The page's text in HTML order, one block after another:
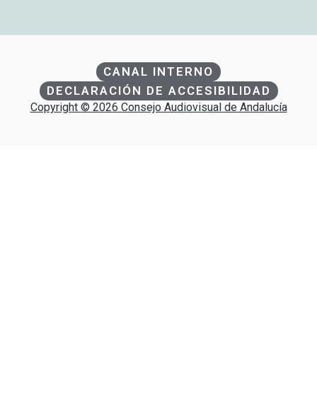
CANAL INTERNO
DECLARACIÓN DE ACCESIBILIDAD
Copyright © 2026 Consejo Audiovisual de Andalucía